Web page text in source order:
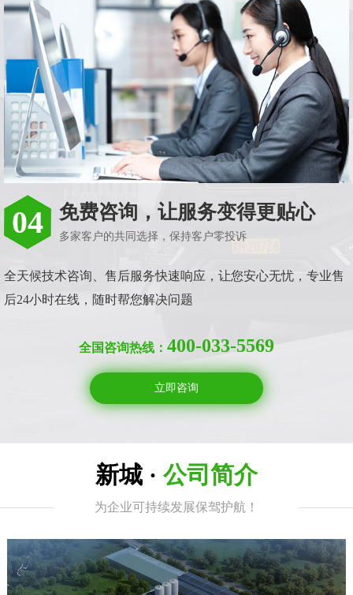
04 免费咨询，让服务变得更贴心
多家客户的共同选择，保持客户零投诉
全天候技术咨询、售后服务快速响应，让您安心无忧，专业售
后24小时在线，随时帮您解决问题
全国咨询热线： 400-033-5569
立即咨询
新城 · 公司简介
为企业可持续发展保驾护航！